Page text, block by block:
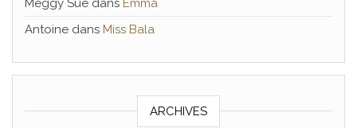
Meggy Sue dans Emma
Antoine dans Miss Bala
ARCHIVES